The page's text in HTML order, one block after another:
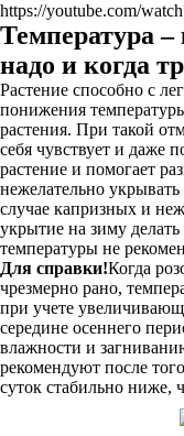
https://youtube.com/
Температура
надо и когда
Растение способно с
понижения
растения. При такой
себя чувствует и даже
растение и помогает
нежелательно
случае капризных и
укрытие на зиму делать
температуры не
Для справки!Когда
чрезмерно рано,
при учете
середине осеннего
влажности и
рекомендуют после
суток стабильно ниже,